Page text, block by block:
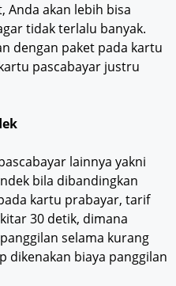
Anda akan lebih bisa
tidak terlalu banyak.
dengan paket pada kartu
pascabayar justru
lainnya yakni
bila dibandingkan
kartu prabayar, tarif
30 detik, dimana
selama kurang
dikenakan biaya panggilan